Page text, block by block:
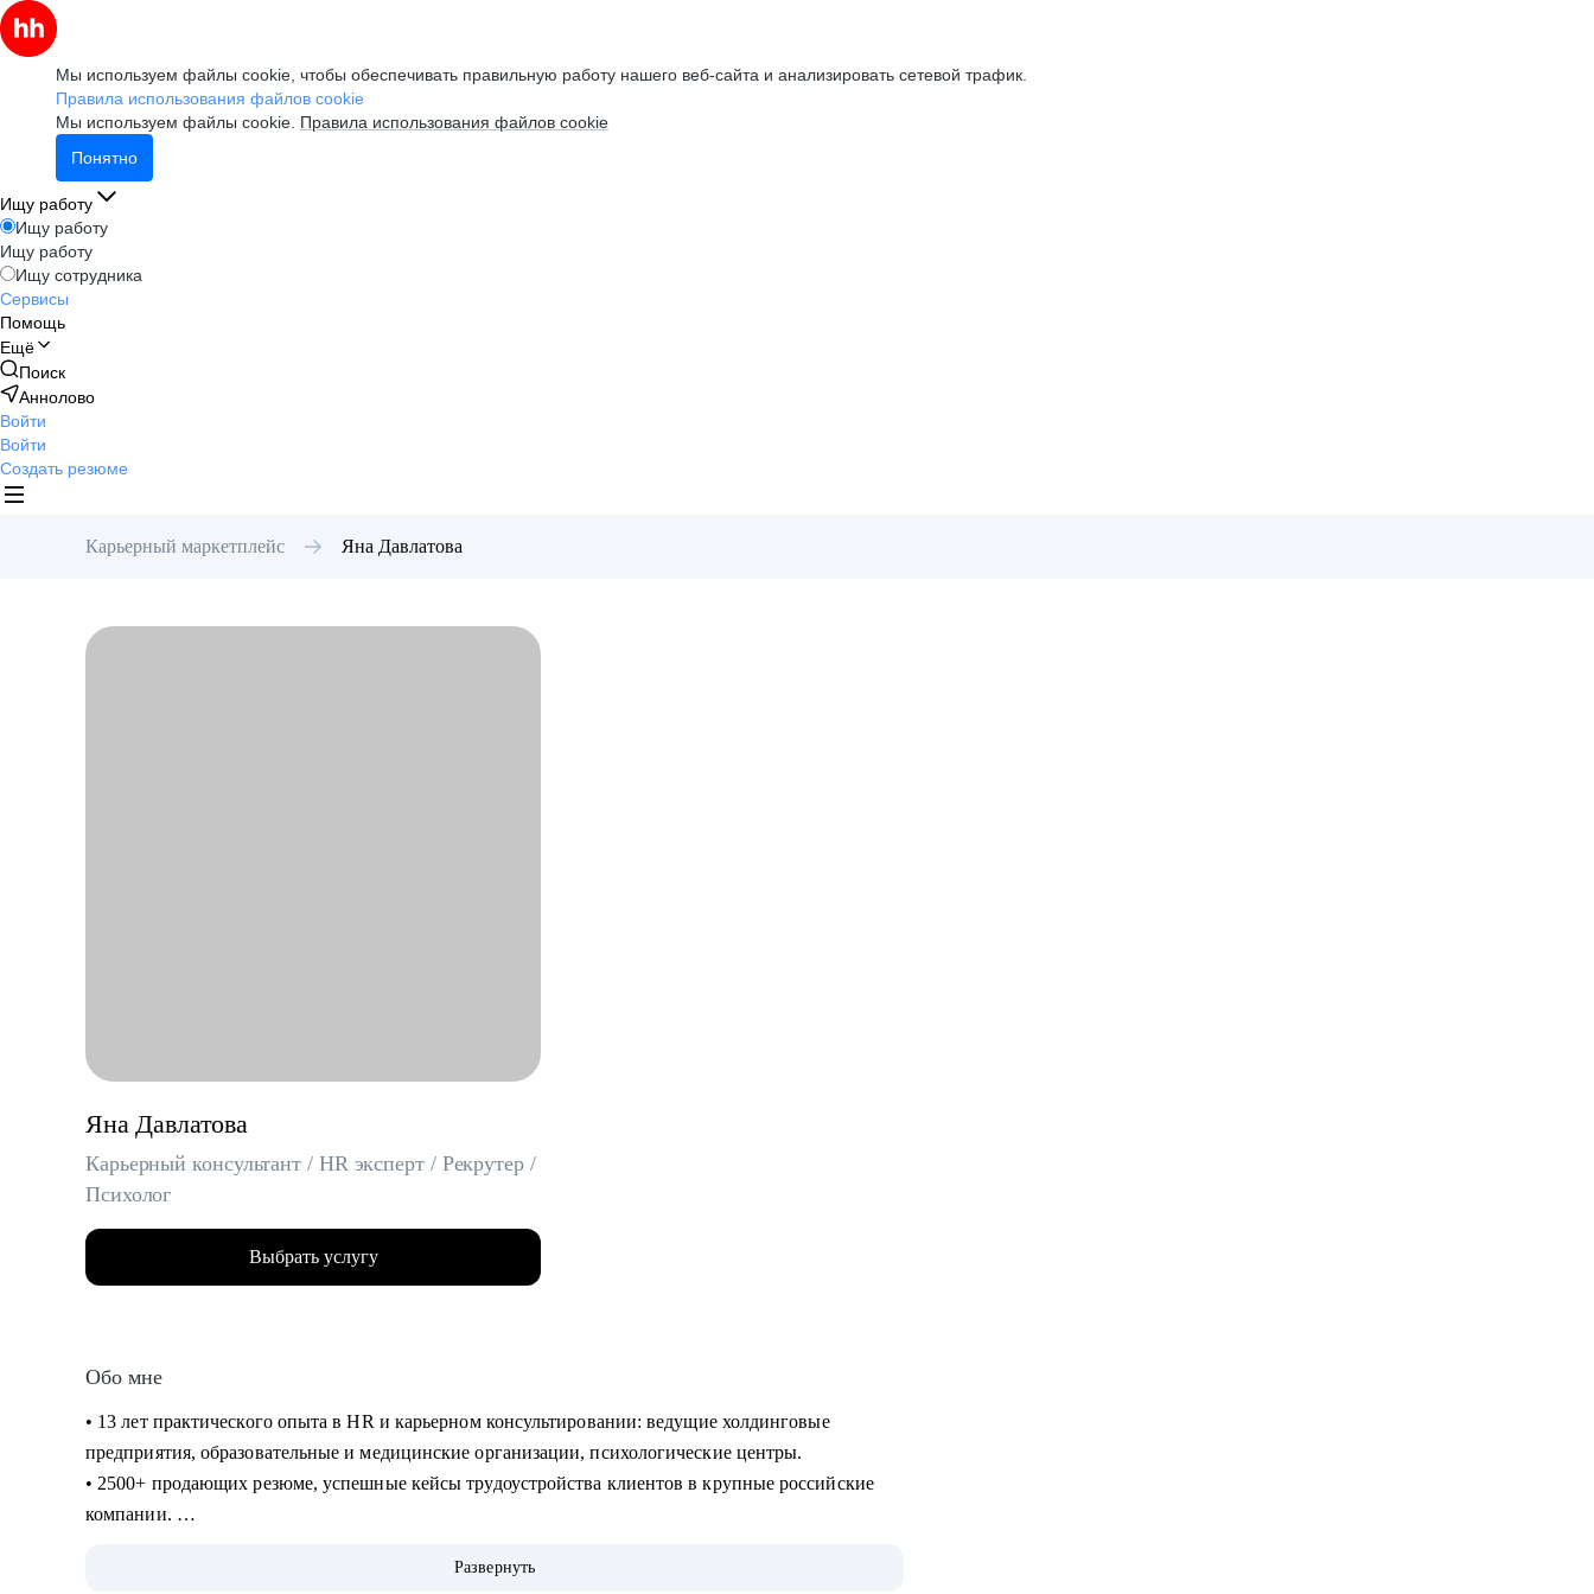
Мы используем файлы cookie, чтобы обеспечивать правильную работу нашего веб-сайта и анализировать сетевой трафик.
Правила использования файлов cookie
Мы используем файлы cookie. Правила использования файлов cookie
Понятно
Ищу работу
Ищу работу
Ищу работу
Ищу сотрудника
Сервисы
Помощь
Ещё
Поиск
Аннолово
Войти
Войти
Создать резюме
Карьерный маркетплейс Яна Давлатова
Яна Давлатова
Карьерный консультант / HR эксперт / Рекрутер /
Психолог
Выбрать услугу
Обо мне
• 13 лет практического опыта в HR и карьерном консультировании: ведущие холдинговые
предприятия, образовательные и медицинские организации, психологические центры.
• 2500+ продающих резюме, успешные кейсы трудоустройства клиентов в крупные российские
компании.
вы сможете посмотреть на себя «глазами рекрутера».
Развернуть